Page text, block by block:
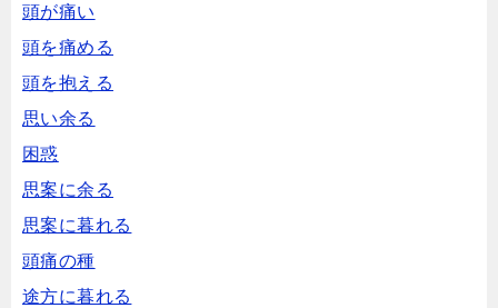
頭が痛い
頭を痛める
頭を抱える
思い余る
困惑
思案に余る
思案に暮れる
頭痛の種
途方に暮れる